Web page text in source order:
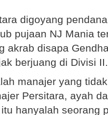
digoyang
pujaan NJ Mania
akrab disapa
berjuang di Divisi II.
manajer yang
Persitara, ayah
hanyalah seorang